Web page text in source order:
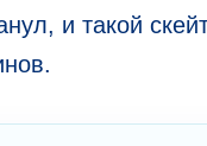
и такой